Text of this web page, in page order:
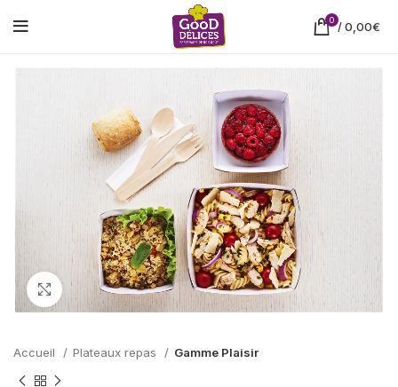
0 /0,00€
Cliquez pour agrandir
Accueil Plateaux repas Gamme Plaisir